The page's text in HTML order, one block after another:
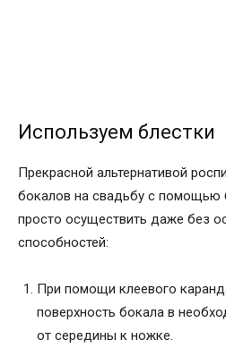
Используем блестки
Прекрасной альтернативой
бокалов на свадьбу с помощью
просто осуществить даже без
способностей:
При помощи клеевого
поверхность бокала в
от середины к ножке.